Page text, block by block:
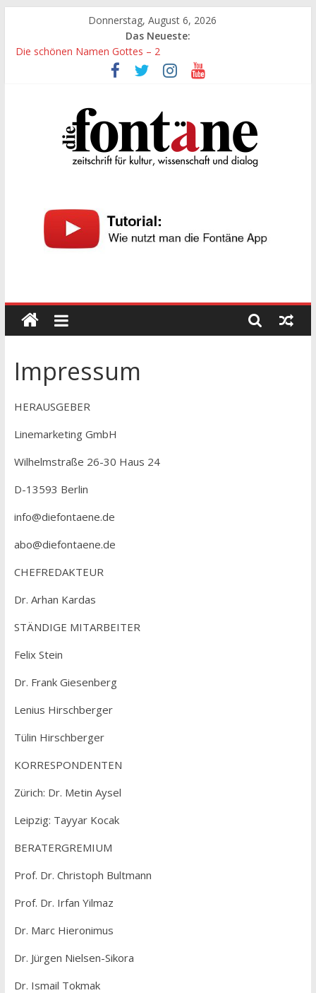
springen
Donnerstag, August 6, 2026
Das Neueste:
Die schönen Namen Gottes – 2
Werte, denen größte Sorgfalt entgegengebracht werden muss
Die schönen Namen Gottes
„Kind“ seiner Zeit sein
Die
Fontäne
kultur,
wissenschaft
und
Impressum
HERAUSGEBER
Linemarketing GmbH
Wilhelmstraße 26-30 Haus 24
D-13593 Berlin
info@diefontaene.de
abo@diefontaene.de
CHEFREDAKTEUR
Dr. Arhan Kardas
STÄNDIGE MITARBEITER
Felix Stein
Dr. Frank Giesenberg
Lenius Hirschberger
Tülin Hirschberger
KORRESPONDENTEN
Zürich: Dr. Metin Aysel
Leipzig: Tayyar Kocak
BERATERGREMIUM
Prof. Dr. Christoph Bultmann
Prof. Dr. Irfan Yilmaz
Dr. Marc Hieronimus
Dr. Jürgen Nielsen-Sikora
Dr. Ismail Tokmak